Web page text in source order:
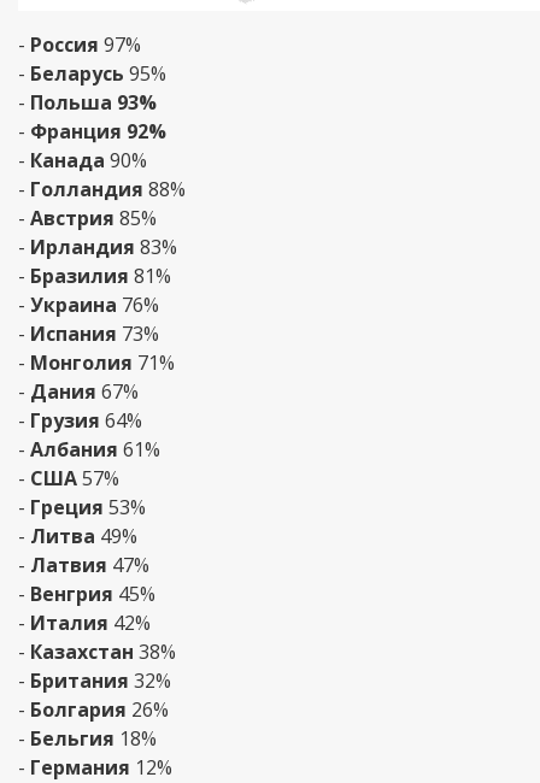
- Россия 97%
- Беларусь 95%
- Польша 93%
- Франция 92%
- Канада 90%
- Голландия 88%
- Австрия 85%
- Ирландия 83%
- Бразилия 81%
- Украина 76%
- Испания 73%
- Монголия 71%
- Дания 67%
- Грузия 64%
- Албания 61%
- США57%
- Греция 53%
- Литва 49%
- Латвия 47%
- Венгрия 45%
- Италия 42%
- Казахстан 38%
- Британия 32%
- Болгария 26%
- Бельгия 18%
- Германия 12%